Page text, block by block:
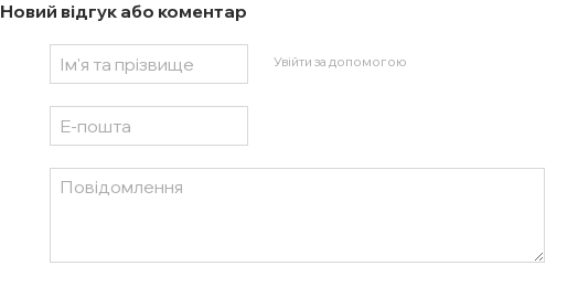
Новий відгук або коментар
Увійти за допомогою